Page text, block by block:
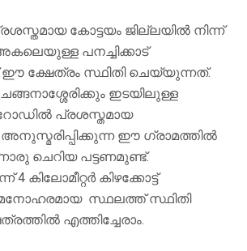
കോട്ടയം ജില്ലയിൽ നിന്ന്
അകലെയുള്ള പനച്ചിക്കാട്
ഈ ക്ഷേത്രം സ്ഥിതി ചെയ്യുന്നത്.
ഇടയിലുള്ള
പ്രശസ്തമായ
ഈ ഗ്രാമത്തിൽ
ചെറിയ പട്ടണമുണ്ട്.
4 കിലോമീറ്റർ കിഴക്കോട്ട്
സ്ഥലത്ത് സ്ഥിതി
എത്തിച്ചേരാം.